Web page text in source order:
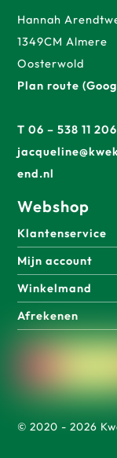
Hannah
1349CM Almere
Oosterwold
Plan route
T 06 – 538 11 206
end.nl
Webshop
Klantenservice
Mijn account
Winkelmand
Afrekenen
© 2020 - 2026